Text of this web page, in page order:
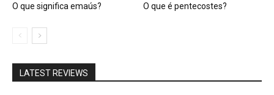
O que significa emaús? O que é pentecostes?
LATEST REVIEWS